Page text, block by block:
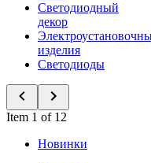
Светодиодный
декор
изделия
Светодиоды
Item 1 of 12
Новинки